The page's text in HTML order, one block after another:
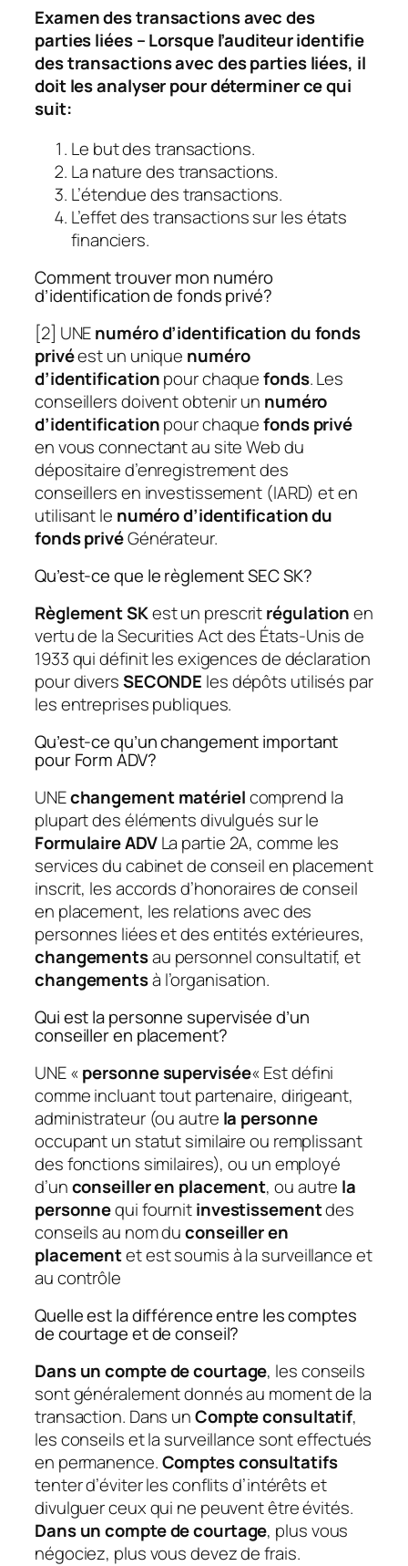
Examen des transactions avec des
parties liées – Lorsque l’auditeur identifie
des transactions avec des parties liées, il
doit les analyser pour déterminer ce qui
suit:
Le but des transactions.
La nature des transactions.
L’étendue des transactions.
L’effet des transactions sur les états
financiers.
Comment trouver mon numéro
d’identification de fonds privé?
[2] UNEnuméro d’identification du fonds
privéest un unique numéro
d’identificationpour chaquefonds. Les
conseillers doivent obtenir un numéro
d’identificationpour chaquefonds privé
en vous connectant au site Web du
dépositaire d’enregistrement des
conseillers en investissement (IARD) et en
utilisant le numéro d’identification du
fonds privéGénérateur.
Qu’est-ce que le règlement SEC SK?
Règlement SKest un prescritrégulationen
vertu de la Securities Act des États-Unis de
1933 qui définit les exigences de déclaration
pour diversSECONDE les dépôts utilisés par
les entreprises publiques.
Qu’est-ce qu’un changement important
pour Form ADV?
UNEchangement matérielcomprend la
plupart des éléments divulgués sur le
Formulaire ADVLa partie 2A, comme les
services du cabinet de conseil en placement
inscrit, les accords d’honoraires de conseil
en placement, les relations avec des
personnes liées et des entités extérieures,
changementsau personnel consultatif, et
changementsà l’organisation.
Qui est la personne supervisée d’un
conseiller en placement?
UNE «personne supervisée« Est défini
comme incluant tout partenaire, dirigeant,
administrateur (ou autre la personne
occupant un statut similaire ou remplissant
des fonctions similaires), ou un employé
d’unconseiller en placement, ou autre la
personnequi fournitinvestissementdes
conseils au nom duconseiller en
placementet est soumis à la surveillance et
au contrôle
Quelle est la différence entre les comptes
de courtage et de conseil?
Dans un compte de courtage, les conseils
sont généralement donnés au moment de la
transaction. Dans unCompte consultatif,
les conseils et la surveillance sont effectués
en permanence.Comptes consultatifs
tenter d’éviter les conflits d’intérêts et
divulguer ceux qui ne peuvent être évités.
Dans un compte de courtage, plus vous
négociez, plus vous devez de frais.